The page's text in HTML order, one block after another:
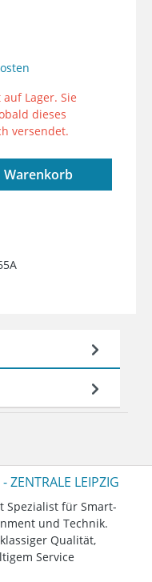
Lager. Sie
dieses
versendet.
Warenkorb
ZENTRALE LEIPZIG
Spezialist für Smart-
und Technik.
Qualität,
Service